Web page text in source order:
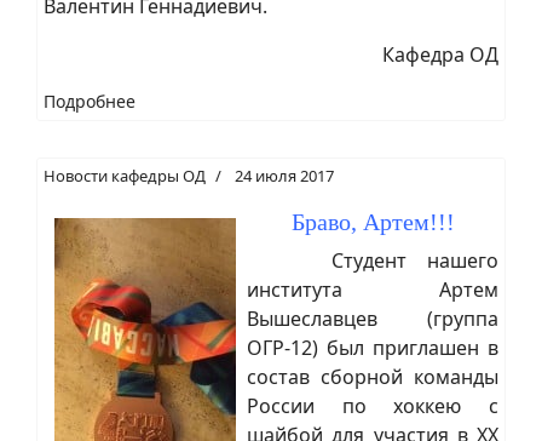
Валентин Геннадиевич.
Кафедра ОД
Подробнее
Новости кафедры ОД 24 июля 2017
Браво, Артем!!!
Студент нашего
института Артем
Вышеславцев (группа
ОГР-12) был приглашен в
состав сборной команды
России по хоккею с
шайбой для участия в XX